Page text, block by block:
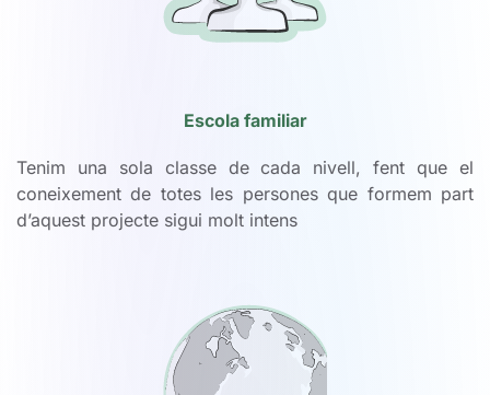
Escola familiar
Tenim una sola classe de cada nivell, fent que el
coneixement de totes les persones que formem part
d’aquest projecte sigui molt intens